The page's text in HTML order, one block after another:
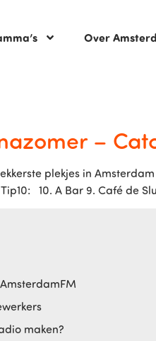
Over
–
plekjes in
10. A Bar 9. Café de
maken?